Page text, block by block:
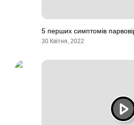
5 перших симптомів
30 Квітня, 2022